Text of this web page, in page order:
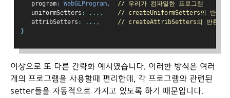
   program
: WebGLProgram,
// 우리가 컴파일한 프로그램
   uniformSetters
: ...,
// createUniformSetters의 반환
   attribSetters
: ...,
// createAttribSetters의 반환과
}
이상으로 또 다른 간략화 예시였습니다. 이러한 방식은 여러
개의 프로그램을 사용할때 편리한데, 각 프로그램와 관련된
setter들을 자동적으로 가지고 있도록 하기 때문입니다.